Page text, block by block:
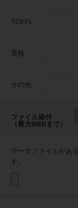
TOEFL
英検
その他
ファイル添付
（最大8MBまで）
データファイルがあ
す。